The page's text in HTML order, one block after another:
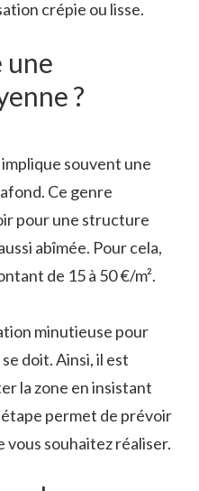
crépie ou lisse.
une
?
souvent une
Ce genre
pour une structure
abîmée. Pour cela,
de 15 à 50 €/m².
minutieuse pour
doit. Ainsi, il est
la zone en insistant
permet de prévoir
souhaitez réaliser.